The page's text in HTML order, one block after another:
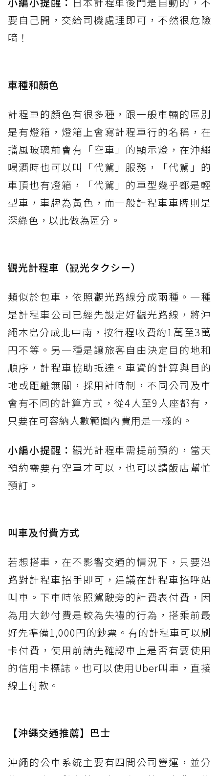
要自己開，交給司機處理即可，不然很危險
唷！
車種和顏色
計程車的顏色有很多種，跟一般車輛的區別
是有燈箱，燈箱上會寫計程車行的名稱，在
擋風玻璃前會有「空車」的顯示燈，在沖繩
喝酒時也可以叫「代駕」服務，「代駕」的
車頂也有燈箱，「代駕」的車型幾乎都是輕
型車，車牌為黃色，而一般計程車車牌則是
深綠色，以此做為區分。
觀光計程車（観光タクシー）
類似於包車，依照觀光路線分成兩種。一種
是計程車公司已經先設定好觀光路線，將沖
繩本島分成北中南，按行程收費約1萬至3萬
円不等。另一種是讓旅客自由決定目的地和
順序，計程車協助抵達。車資的計算與目的
地或距離無關，採用計時制，不同公司及車
會有不同的計算方式，從4人至9人座都有，
只要在可容納人數範圍內費用是一樣的。
小編小提醒： 觀光計程車需提前預約，當天
預約需要有空車才可以，也可以請飯店幫忙
預訂。
叫車及付費方式
若想搭車，在不影響交通的情況下，只要沿
路對計程車招手即可，建議在計程車招呼站
叫車。下車時依照駕駛旁的計費表付費，因
為用大鈔付費是較為失禮的行為，搭乘前最
好先準備1,000円的鈔票。有的計程車可以刷
卡付費，使用前請先確認車上是否有要使用
的信用卡標誌。也可以使用Uber叫車，直接
線上付款。
【沖繩交通推薦】巴士
沖繩的公車系統主要有四間公司營運，並分